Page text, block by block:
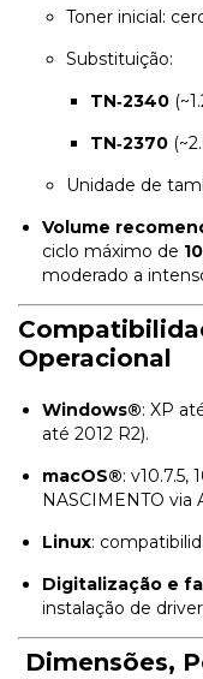
Toner inicial:
Substituição:
TN‑2340
TN‑2370
Unidade de
Volume
ciclo máximo de
moderado a
Operacional
Windows®: XP
até 2012 R2).
macOS®: v10.7.5,
NASCIMENTO via
Linux:
Digitalização e
instalação de
Dimensões,